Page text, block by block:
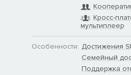
Кросс-
мультиплеер
Особенности: Достижения
Семейный
Поддержка